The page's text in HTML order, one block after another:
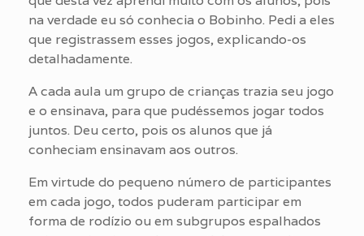
na verdade eu só conhecia o Bobinho. Pedi a eles
que registrassem esses jogos, explicando-os
detalhadamente.
A cada aula um grupo de crianças trazia seu jogo
e o ensinava, para que pudéssemos jogar todos
juntos. Deu certo, pois os alunos que já
conheciam ensinavam aos outros.
Em virtude do pequeno número de participantes
em cada jogo, todos puderam participar em
forma de rodízio ou em subgrupos espalhados